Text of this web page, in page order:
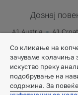
Дознај
A1 Austria A1
Со кликање на
зачуваме колачиња
искуство преку
подобрување на
содржина. За